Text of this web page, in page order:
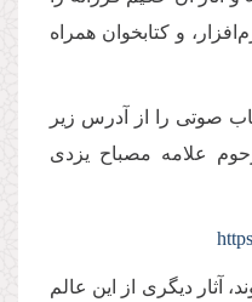
و کتابخوان همراه
صوتی‌ را از آدرس زیر
علامه مصباح يزدی
آثار ديگری از اين عالم